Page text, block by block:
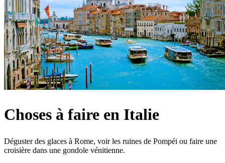
Choses à faire en Italie
Déguster des glaces à Rome, voir les ruines de Pompéi ou faire une
croisière dans une gondole vénitienne.